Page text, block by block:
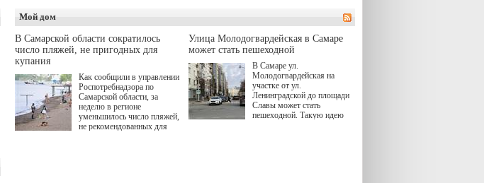
Дмитрий Куличков и Юлия
Волкова в роли родителей.
Режиссер-постановщик
проекта — Егор Чичканов
снова здравствуйте!").
подорожания было понятно,
где именно цена "поехала"
вверх и кто её разогнал.
для современного и умного
человека.
Мой дом
В Самарской области сократилось
число пляжей, не пригодных для
купания
Как сообщили в управлении
Роспотребнадзора по
Самарской области, за
неделю в регионе
уменьшилось число пляжей,
не рекомендованных для
Улица Молодогвардейская в Самаре
может стать пешеходной
В Самаре ул.
Молодогвардейская на
участке от ул.
Ленинградской до площади
Славы может стать
пешеходной. Такую идею